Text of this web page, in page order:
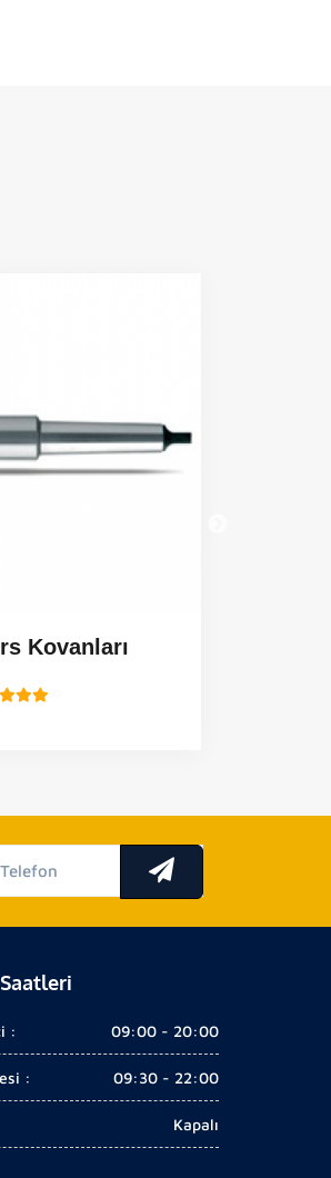
Kovanları
: 09:00 - 20:00
: 09:30 - 22:00
Kapalı